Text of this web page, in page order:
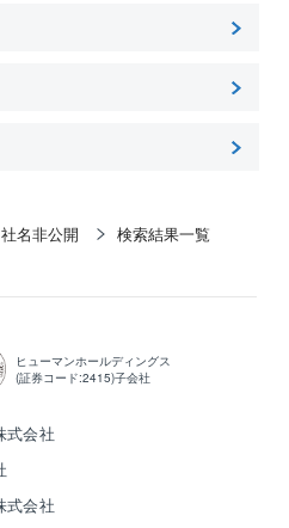
社名非公開 検索結果一覧
ヒューマンホールディングス
(証券コード:2415)子会社
式会社
式会社